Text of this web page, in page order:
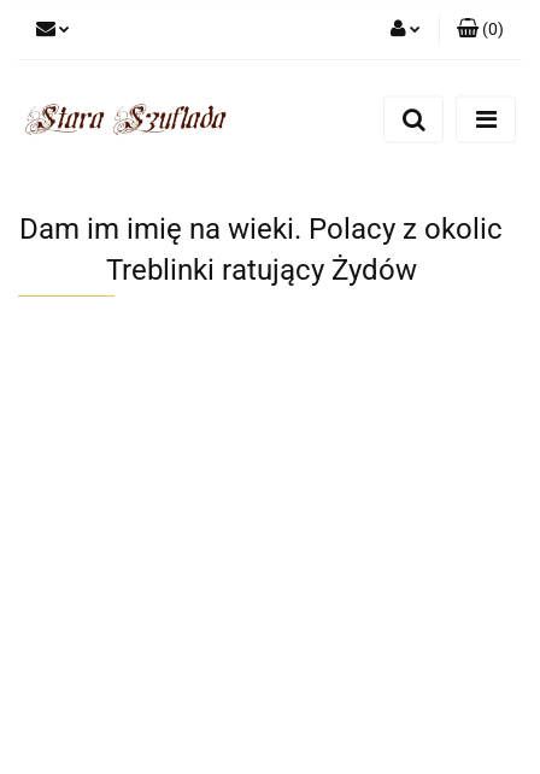
Zarejestruj się
(0)
Dam im imię na wieki. Polacy z okolic
Treblinki ratujący Żydów